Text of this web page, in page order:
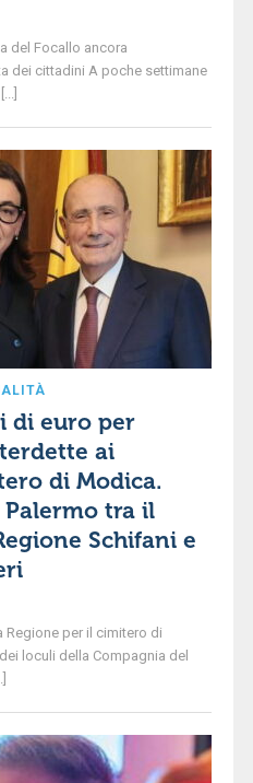
del Focallo ancora
dei cittadini A poche settimane
di euro per
ai
di Modica.
tra il
Schifani e
Regione per il cimitero di
loculi della Compagnia del